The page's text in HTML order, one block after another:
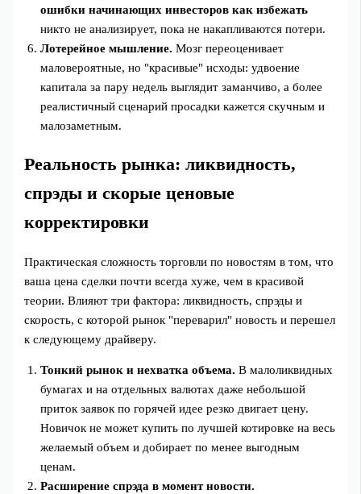
ошибки начинающих инвесторов как избежать
никто не анализирует, пока не накапливаются потери.
Лотерейное мышление. Мозг переоценивает
маловероятные, но "красивые" исходы: удвоение
капитала за пару недель выглядит заманчиво, а более
реалистичный сценарий просадки кажется скучным и
малозаметным.
Реальность рынка: ликвидность,
спрэды и скорые ценовые
корректировки
Практическая сложность торговли по новостям в том, что
ваша цена сделки почти всегда хуже, чем в красивой
теории. Влияют три фактора: ликвидность, спрэды и
скорость, с которой рынок "переварил" новость и перешел
к следующему драйверу.
Тонкий рынок и нехватка объема. В малоликвидных
бумагах и на отдельных валютах даже небольшой
приток заявок по горячей идее резко двигает цену.
Новичок не может купить по лучшей котировке на весь
желаемый объем и добирает по менее выгодным
ценам.
Расширение спрэда в момент новости.